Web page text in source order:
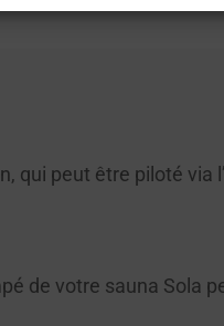
qui peut être piloté via
de votre sauna Sola